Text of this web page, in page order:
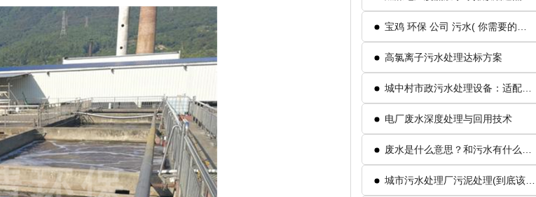
技术
宝鸡 环保 公司 污水( 你需要的是
什么)
高氯离子污水处理达标方案
城中村市政污水处理设备：适配复
杂管网的灵活方案
电厂废水深度处理与回用技术
废水是什么意思？和污水有什么区
别？
城市污水处理厂污泥处理(到底该怎